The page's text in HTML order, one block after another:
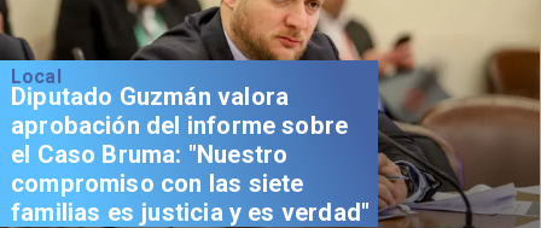
Local
Diputado Guzmán valora
aprobación del informe sobre
el Caso Bruma: "Nuestro
compromiso con las siete
familias es justicia y es verdad"